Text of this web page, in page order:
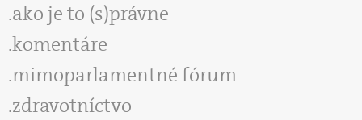
ako je to (s)právne
komentáre
mimoparlamentné fórum
zdravotníctvo